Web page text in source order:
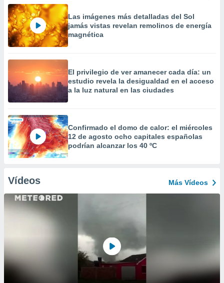
Las imágenes más detalladas del Sol
jamás vistas revelan remolinos de energía
magnética
El privilegio de ver amanecer cada día: un
estudio revela la desigualdad en el acceso
a la luz natural en las ciudades
Confirmado el domo de calor: el miércoles
12 de agosto ocho capitales españolas
podrían alcanzar los 40 ºC
Vídeos Más Vídeos